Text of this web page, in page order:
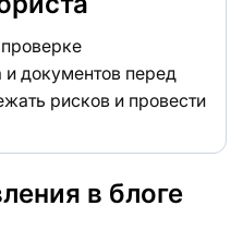
документов перед
рисков и провести
в блоге